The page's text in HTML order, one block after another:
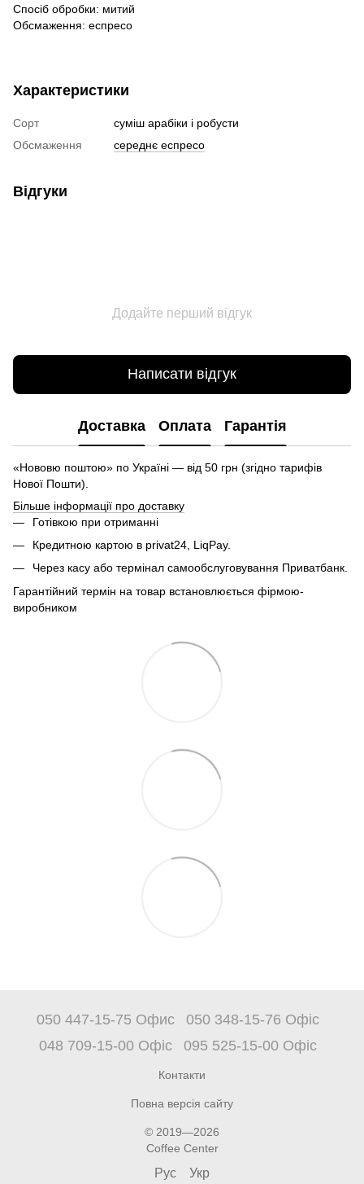
Спосіб обробки: митий
Обсмаження: еспресо
Характеристики
Сорт
суміш арабіки і робусти
Обсмаження
середнє еспресо
Відгуки
Додайте перший відгук
Написати відгук
Доставка Оплата Гарантія
«Нововю поштою» по Україні — від 50 грн (згідно тарифів
Нової Пошти).
Більше інформації про доставку
Готівкою при отриманні
Кредитною картою в privat24, LiqPay.
Через касу або термінал самообслуговування Приватбанк.
Гарантійний термін на товар встановлюється фірмою-
виробником
050 447-15-75 Офис
050 348-15-76 Офіс
048 709-15-00 Офіс
095 525-15-00 Офіс
Контакти
Повна версія сайту
© 2019—2026
Coffee Center
Рус Укр